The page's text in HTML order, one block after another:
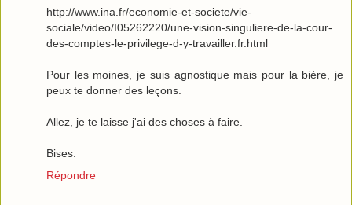
http://www.ina.fr/economie-et-societe/vie-
sociale/video/I05262220/une-vision-singuliere-de-la-cour-
des-comptes-le-privilege-d-y-travailler.fr.html
Pour les moines, je suis agnostique mais pour la bière, je
peux te donner des leçons.
Allez, je te laisse j'ai des choses à faire.
Bises.
Répondre